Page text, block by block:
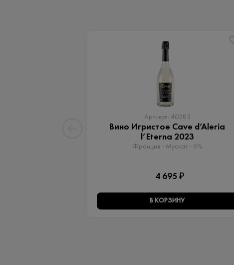
Артикул: 40283
Вино Игристое Cave d’Aleria
l’Eterna 2023
Франция - Мускат - 6%
4 695 ₽
В КОРЗИНУ